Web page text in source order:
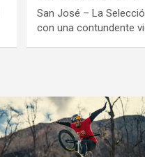
San José – La
con una contundente